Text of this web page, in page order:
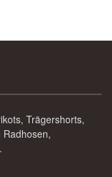
Trägershorts,